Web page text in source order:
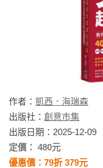
作者： 凱西．海瑞森
出版社： 創意市集
出版日期：2025-12-09
定價： 480元
優惠價：79折 379元